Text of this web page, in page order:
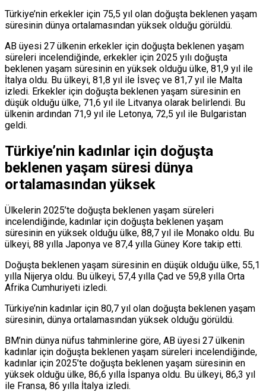
Türkiye’nin erkekler için 75,5 yıl olan doğuşta beklenen yaşam
süresinin dünya ortalamasından yüksek olduğu görüldü.
AB üyesi 27 ülkenin erkekler için doğuşta beklenen yaşam
süreleri incelendiğinde, erkekler için 2025 yılı doğuşta
beklenen yaşam süresinin en yüksek olduğu ülke, 81,9 yıl ile
İtalya oldu. Bu ülkeyi, 81,8 yıl ile İsveç ve 81,7 yıl ile Malta
izledi. Erkekler için doğuşta beklenen yaşam süresinin en
düşük olduğu ülke, 71,6 yıl ile Litvanya olarak belirlendi. Bu
ülkenin ardından 71,9 yıl ile Letonya, 72,5 yıl ile Bulgaristan
geldi.
Türkiye’nin kadınlar için doğuşta
beklenen yaşam süresi dünya
ortalamasından yüksek
Ülkelerin 2025’te doğuşta beklenen yaşam süreleri
incelendiğinde, kadınlar için doğuşta beklenen yaşam
süresinin en yüksek olduğu ülke, 88,7 yıl ile Monako oldu. Bu
ülkeyi, 88 yılla Japonya ve 87,4 yılla Güney Kore takip etti.
Doğuşta beklenen yaşam süresinin en düşük olduğu ülke, 55,1
yılla Nijerya oldu. Bu ülkeyi, 57,4 yılla Çad ve 59,8 yılla Orta
Afrika Cumhuriyeti izledi.
Türkiye’nin kadınlar için 80,7 yıl olan doğuşta beklenen yaşam
süresinin, dünya ortalamasından yüksek olduğu görüldü.
BM’nin dünya nüfus tahminlerine göre, AB üyesi 27 ülkenin
kadınlar için doğuşta beklenen yaşam süreleri incelendiğinde,
kadınlar için 2025’te doğuşta beklenen yaşam süresinin en
yüksek olduğu ülke, 86,6 yılla İspanya oldu. Bu ülkeyi, 86,3 yıl
ile Fransa, 86 yılla İtalya izledi.